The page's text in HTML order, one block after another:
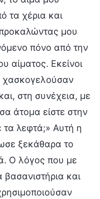
τα χέρια και
μου
πόνο από την
αίματος. Εκείνοι
χασκογελούσαν
στη συνέχεια, με
άτομα είστε στην
λεφτά;» Αυτή η
ξεκάθαρα το
Ο λόγος που με
και